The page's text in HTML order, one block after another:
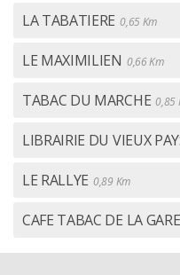
LA TABATIERE 0,65 Km
LE MAXIMILIEN 0,66 Km
TABAC DU MARCHE 0,85
LIBRAIRIE DU VIEUX
LE RALLYE 0,89 Km
CAFE TABAC DE LA GARE